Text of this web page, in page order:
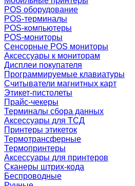
POS оборудование
POS-терминалы
POS-компьютеры
POS-мониторы
Сенсорные POS мониторы
Аксессуары к мониторам
Дисплеи покупателя
Программируемые клавиатуры
Считыватели магнитных карт
Этикет-пистолеты
Прайс-чекеры
Терминалы сбора данных
Аксессуары для ТСД
Принтеры этикеток
Термотрансферные
Термопринтеры
Аксессуары для принтеров
Сканеры штрих-кода
Беспроводные